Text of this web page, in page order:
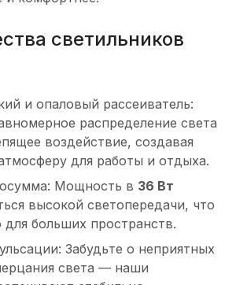
светильников
и опаловый рассеиватель:
распределение света
воздействие, создавая
для работы и отдыха.
Мощность в 36 Вт
высокой светопередачи, что
больших пространств.
Забудьте о неприятных
света — наши